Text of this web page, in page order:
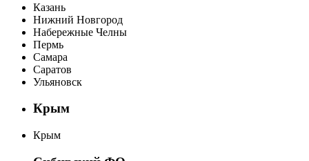
Казань
Нижний Новгород
Набережные Челны
Пермь
Самара
Саратов
Ульяновск
Крым
Крым